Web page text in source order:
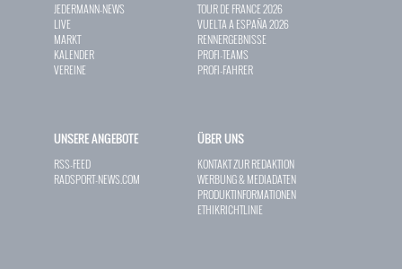
JEDERMANN-NEWS
LIVE
MARKT
KALENDER
VEREINE
TOUR DE FRANCE 2026
VUELTA A ESPAÑA 2026
RENNERGEBNISSE
PROFI-TEAMS
PROFI-FAHRER
UNSERE ANGEBOTE
RSS-FEED
RADSPORT-NEWS.COM
ÜBER UNS
KONTAKT ZUR REDAKTION
WERBUNG & MEDIADATEN
PRODUKTINFORMATIONEN
ETHIKRICHTLINIE